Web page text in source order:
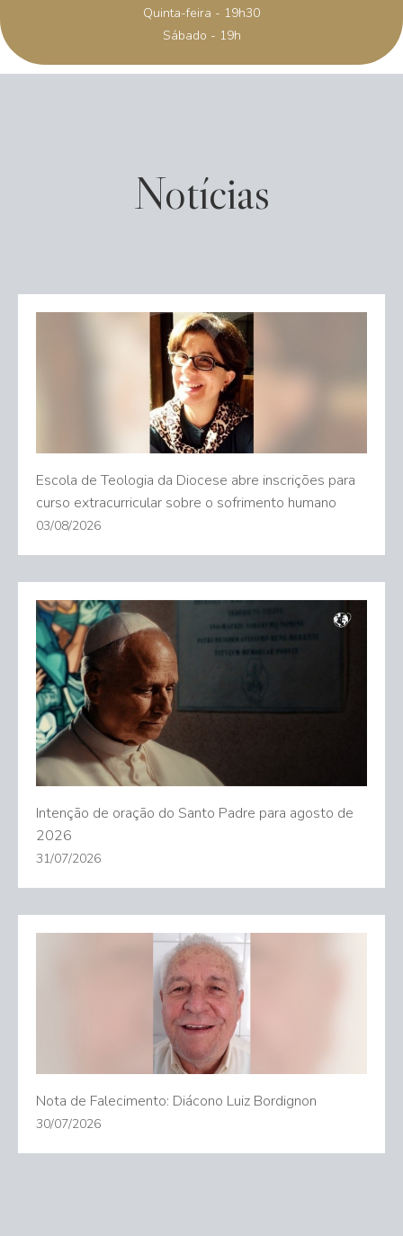
Quinta-feira - 19h30
Sábado - 19h
Notícias
Escola de Teologia da Diocese abre inscrições para
curso extracurricular sobre o sofrimento humano
03/08/2026
Intenção de oração do Santo Padre para agosto de
2026
31/07/2026
Nota de Falecimento: Diácono Luiz Bordignon
30/07/2026